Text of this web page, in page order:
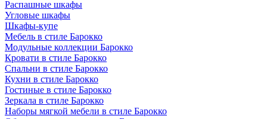
Распашные шкафы
Угловые шкафы
Шкафы-купе
Мебель в стиле Барокко
Модульные коллекции Барокко
Кровати в стиле Барокко
Спальни в стиле Барокко
Кухни в стиле Барокко
Гостиные в стиле Барокко
Зеркала в стиле Барокко
Наборы мягкой мебели в стиле Барокко